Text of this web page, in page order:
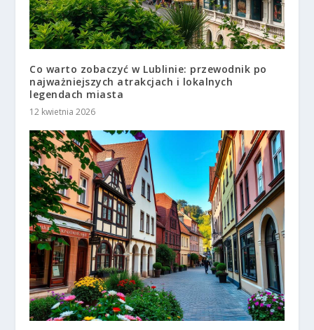
Co warto zobaczyć w Lublinie: przewodnik po
najważniejszych atrakcjach i lokalnych
legendach miasta
12 kwietnia 2026